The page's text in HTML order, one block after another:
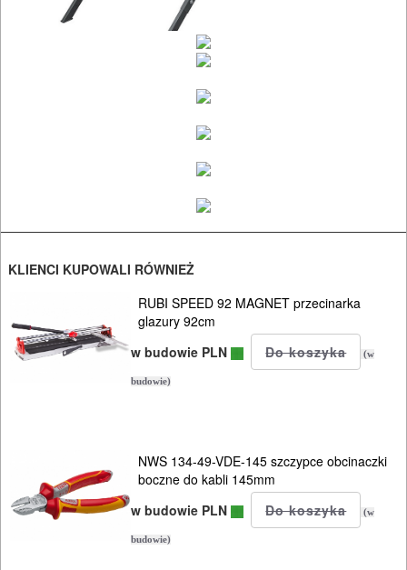
ODZIEŻ
PILARKI-
KOSY
MYJKI
CIŚNIENIOWE
KLIENCI KUPOWALI RÓWNIEŻ
RUBI SPEED 92 MAGNET przecinarka
glazury 92cm
w budowie PLN
(w
budowie)
NWS 134-49-VDE-145 szczypce obcinaczki
boczne do kabli 145mm
w budowie PLN
(w
budowie)